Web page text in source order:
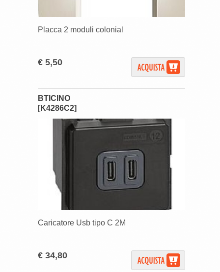
Placca 2 moduli colonial
€ 5,50
BTICINO
[K4286C2]
Caricatore Usb tipo C 2M
€ 34,80